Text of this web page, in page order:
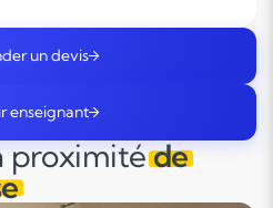
proximitéde
un devis
enseignant